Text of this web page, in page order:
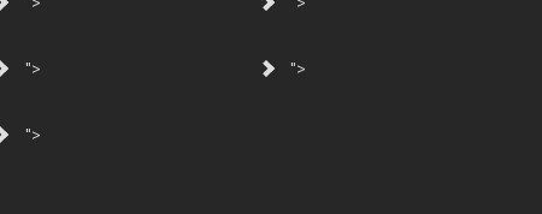
"> ">
">